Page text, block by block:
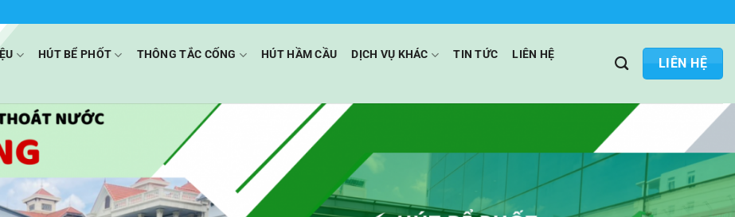
HÚT BỂ PHỐT THÔNG TẮC CỐNG HÚT HẦM CẦU DỊCH VỤ KHÁC TIN TỨC
LIÊN HỆ
LIÊN HỆ